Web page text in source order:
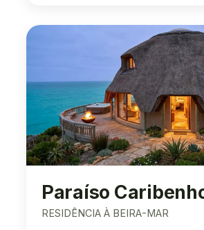
Paraíso
RESIDÊNCIA À BEIRA-MAR